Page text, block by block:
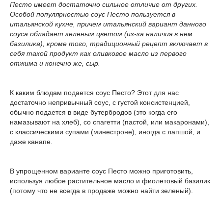
Песто имеет достаточно сильное отличие от других.
Особой популярностью соус Песто пользуется в
итальянской кухне, причем итальянский вариант данного
соуса обладает зеленым цветом (из-за наличия в нем
базилика), кроме того, традиционный рецепт включает в
себя такой продукт как оливковое масло из первого
отжима и конечно же, сыр.
К каким блюдам подается соус Песто? Этот для нас
достаточно непривычный соус, с густой консистенцией,
обычно подается в виде бутербродов (это когда его
намазывают на хлеб), со спагетти (пастой, или макаронами),
с классическими супами (минестроне), иногда с лапшой, и
даже канапе.
В упрощенном варианте соус Песто можно приготовить,
используя любое растительное масло и фиолетовый базилик
(потому что не всегда в продаже можно найти зеленый).